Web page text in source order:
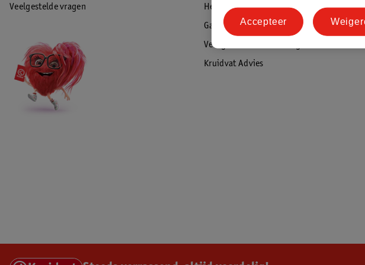
Veelgestelde vragen
Herroepen & retourneren
Garantie
Veiligheidswaarschuwingen
Kruidvat Advies
Accepteer